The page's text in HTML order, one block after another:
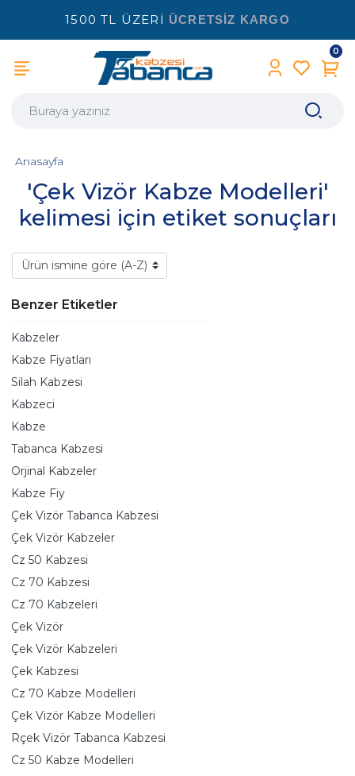
1500 TL ÜZERİ ÜCRETSİZ KARGO
0
'Çek Vizör Kabze Modelleri'
kelimesi için etiket sonuçları
Anasayfa
Benzer Etiketler
Kabzeler
Kabze Fiyatları
Silah Kabzesi
Kabzeci
Kabze
Tabanca Kabzesi
Orjinal Kabzeler
Kabze Fiy
Çek Vizör Tabanca Kabzesi
Çek Vizör Kabzeler
Cz 50 Kabzesi
Cz 70 Kabzesi
Cz 70 Kabzeleri
Çek Vizör
Çek Vizör Kabzeleri
Çek Kabzesi
Cz 70 Kabze Modelleri
Çek Vizör Kabze Modelleri
Rçek Vizör Tabanca Kabzesi
Cz 50 Kabze Modelleri